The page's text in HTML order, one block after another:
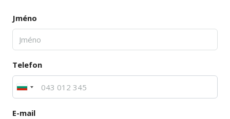
Jméno
Telefon
E-mail